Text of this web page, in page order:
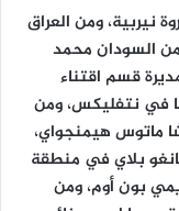
نيربية، ومن العراق
السودان محمد
قسم اقتناء
في نتفليكس، ومن
ماتوس هيمنجواي،
بلاي في منطقة
بون أوم، ومن